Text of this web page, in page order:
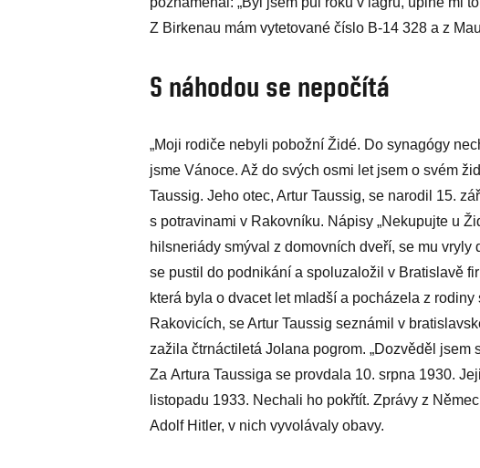
Z Birkenau mám vytetované číslo B-14 328 a z
S náhodou se nepočítá
„Moji rodiče nebyli pobožní Židé. Do synagógy
jsme Vánoce. Až do svých osmi let jsem o svém
Taussig. Jeho otec, Artur Taussig, se narodil 15.
s potravinami v Rakovníku. Nápisy „Nekupujte u
hilsneriády smýval z domovních dveří, se mu
se pustil do podnikání a spoluzaložil v Bratislavě
která byla o dvacet let mladší a pocházela z
Rakovicích, se Artur Taussig seznámil v
zažila čtrnáctiletá Jolana pogrom. „Dozvěděl jsem
Za Artura Taussiga se provdala 10. srpna 1930.
listopadu 1933. Nechali ho pokřtít. Zprávy z
Adolf Hitler, v nich vyvolávaly obavy.